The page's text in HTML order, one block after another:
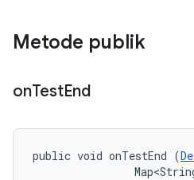
Metode publik
onTestEnd
public void onTestEnd (